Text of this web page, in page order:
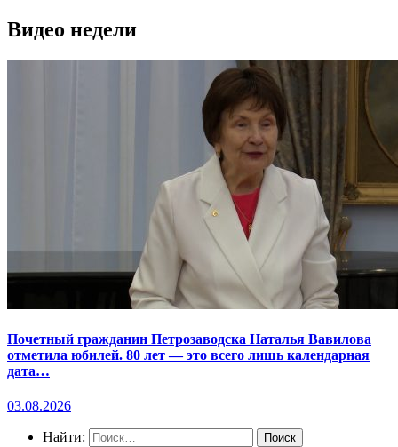
Видео недели
Почетный гражданин Петрозаводска Наталья Вавилова
отметила юбилей. 80 лет — это всего лишь календарная
дата…
03.08.2026
Найти: